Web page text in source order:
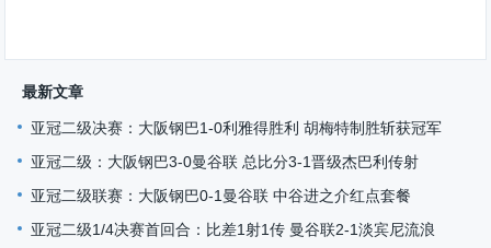
最新文章
亚冠二级决赛：大阪钢巴1-0利雅得胜利 胡梅特制胜斩获冠军
亚冠二级：大阪钢巴3-0曼谷联 总比分3-1晋级杰巴利传射
亚冠二级联赛：大阪钢巴0-1曼谷联 中谷进之介红点套餐
亚冠二级1/4决赛首回合：比差1射1传 曼谷联2-1淡宾尼流浪